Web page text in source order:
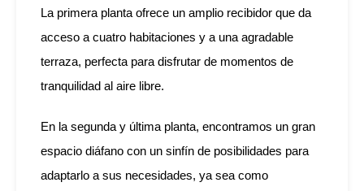
La primera planta ofrece un amplio recibidor que da
acceso a cuatro habitaciones y a una agradable
terraza, perfecta para disfrutar de momentos de
tranquilidad al aire libre.
En la segunda y última planta, encontramos un gran
espacio diáfano con un sinfín de posibilidades para
adaptarlo a sus necesidades, ya sea como